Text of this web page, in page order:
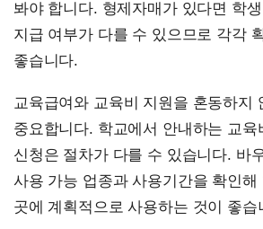
봐야 합니다. 형제자매가 있다면 학
지급 여부가 다를 수 있으므로 각각
좋습니다.
교육급여와 교육비 지원을 혼동하지
중요합니다. 학교에서 안내하는 교육
신청은 절차가 다를 수 있습니다. 바
사용 가능 업종과 사용기간을 확인해
곳에 계획적으로 사용하는 것이 좋습